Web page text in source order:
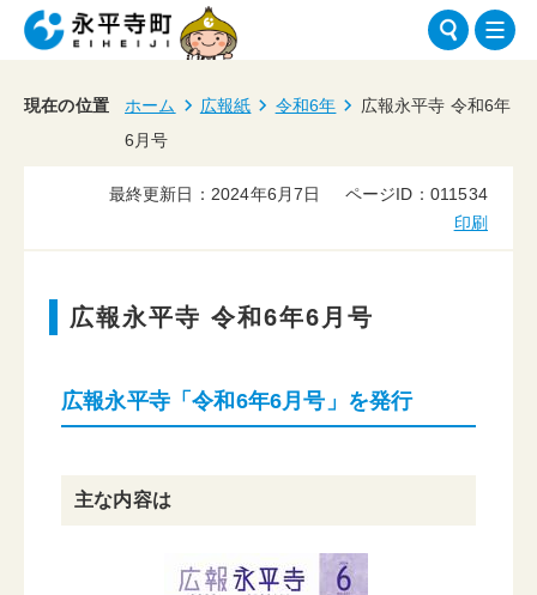
現在の位置 ホーム 広報紙 令和6年
広報永平寺 令和6年
6月号
最終更新日：2024年6月7日
ページID：011534
印刷
広報永平寺 令和6年6月号
広報永平寺「令和6年6月号」を発行
主な内容は